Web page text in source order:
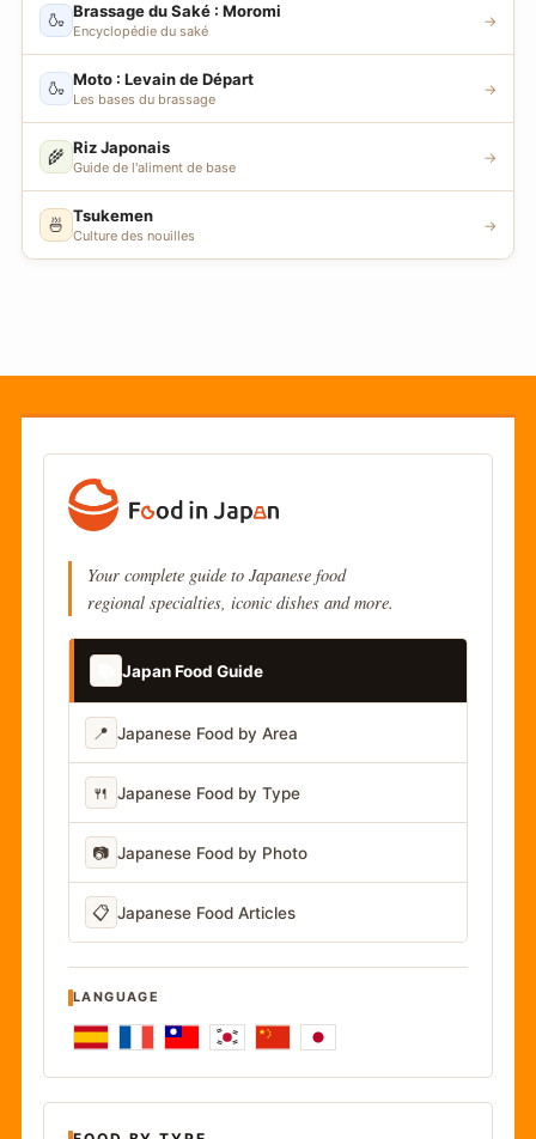
🍶 Brassage du Saké : Moromi
Encyclopédie du saké
→
🍶 Moto : Levain de Départ
Les bases du brassage
→
🌾 Riz Japonais
Guide de l'aliment de base
→
🍜 Tsukemen
Culture des nouilles
→
Your complete guide to Japanese food
regional specialties, iconic dishes and more.
Japan Food Guide
📍 Japanese Food by Area
🍴 Japanese Food by Type
📷 Japanese Food by Photo
📋 Japanese Food Articles
LANGUAGE